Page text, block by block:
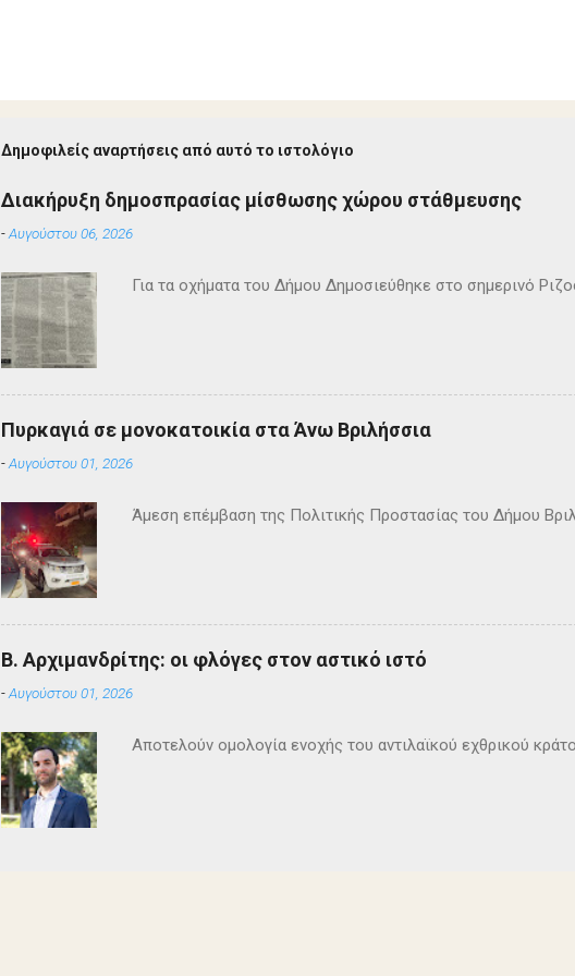
Δημοφιλείς αναρτήσεις από αυτό το ιστολόγιο
Διακήρυξη δημοσπρασίας μίσθωσης χώρου στάθμευσης
-Αυγούστου 06, 2026
Για τα οχήματα του Δήμου Δημοσιεύθηκε στο σημερινό
Πυρκαγιά σε μονοκατοικία στα Άνω Βριλήσσια
-Αυγούστου 01, 2026
Άμεση επέμβαση της Πολιτικής Προστασίας του Δήμου
Β. Αρχιμανδρίτης: οι φλόγες στον αστικό ιστό
-Αυγούστου 01, 2026
Αποτελούν ομολογία ενοχής του αντιλαϊκού εχθρικού